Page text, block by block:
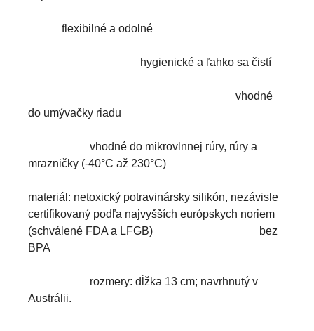
flexibilné a odolné
hygienické a ľahko sa čistí
vhodné
do umývačky riadu
vhodné do mikrovlnnej rúry, rúry a
mrazničky (-40°C až 230°C)
materiál: netoxický potravinársky silikón, nezávisle
certifikovaný podľa najvyšších európskych noriem
(schválené FDA a LFGB) bez
BPA
rozmery: dĺžka 13 cm; navrhnutý v
Austrálii.